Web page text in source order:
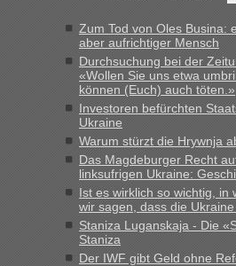
Grenzübergang zwischen Polen
schnellsten?
„Bin am Montag 15.6.26 um 8 Uhr
das erste Mal an einem
vor mir, bin sonst der Erste oder
Minuten wurde dann die nächste
Berichte und Reisetipps •
Grenzübergang zwischen Polen
schnellsten?
„Derzeit, ist es überall sehr voll an
Polen. Zb. Krakovets 100 PKW ca.
Montag rüber, versuchen es sehr
Zum Tod von Oles Busina:
aber aufrichtiger Mensch
Durchsuchung bei der
«Wollen Sie uns etwa
können (Euch) auch töten.»
Investoren befürchten
Ukraine
Warum stürzt die Hrywnja
Das Magdeburger Recht
linksufrigen Ukraine:
Ist es wirklich so wichtig, in
wir sagen, dass die
Staniza Luganskaja - Die
Staniza
Der IWF gibt Geld ohne